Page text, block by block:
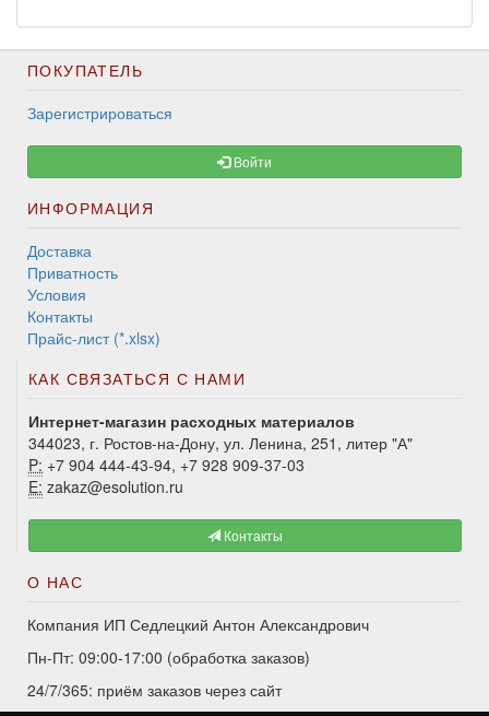
ПОКУПАТЕЛЬ
Зарегистрироваться
Войти
ИНФОРМАЦИЯ
Доставка
Приватность
Условия
Контакты
Прайс-лист (*.xlsx)
КАК СВЯЗАТЬСЯ С НАМИ
Интернет-магазин расходных материалов
344023, г. Ростов-на-Дону, ул. Ленина, 251, литер "А"
P: +7 904 444-43-94, +7 928 909-37-03
E: zakaz@esolution.ru
Контакты
О НАС
Компания ИП Седлецкий Антон Александрович
Пн-Пт: 09:00-17:00 (обработка заказов)
24/7/365: приём заказов через сайт